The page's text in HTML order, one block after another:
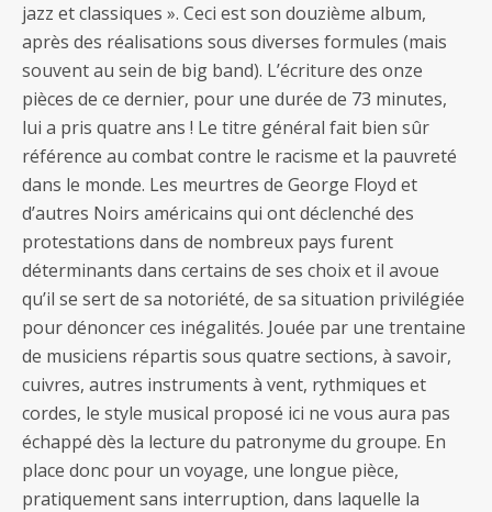
jazz et classiques ». Ceci est son douzième album,
après des réalisations sous diverses formules (mais
souvent au sein de big band). L’écriture des onze
pièces de ce dernier, pour une durée de 73 minutes,
lui a pris quatre ans ! Le titre général fait bien sûr
référence au combat contre le racisme et la pauvreté
dans le monde. Les meurtres de George Floyd et
d’autres Noirs américains qui ont déclenché des
protestations dans de nombreux pays furent
déterminants dans certains de ses choix et il avoue
qu’il se sert de sa notoriété, de sa situation privilégiée
pour dénoncer ces inégalités. Jouée par une trentaine
de musiciens répartis sous quatre sections, à savoir,
cuivres, autres instruments à vent, rythmiques et
cordes, le style musical proposé ici ne vous aura pas
échappé dès la lecture du patronyme du groupe. En
place donc pour un voyage, une longue pièce,
pratiquement sans interruption, dans laquelle la